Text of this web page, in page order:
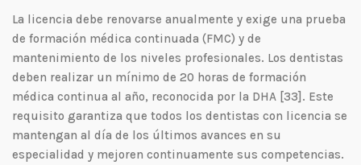
La licencia debe renovarse anualmente y exige una prueba
de formación médica continuada (FMC) y de
mantenimiento de los niveles profesionales. Los dentistas
deben realizar un mínimo de 20 horas de formación
médica continua al año, reconocida por la DHA [33]. Este
requisito garantiza que todos los dentistas con licencia se
mantengan al día de los últimos avances en su
especialidad y mejoren continuamente sus competencias.